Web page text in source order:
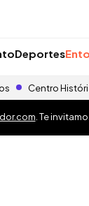
Deportes
Centro
. Te